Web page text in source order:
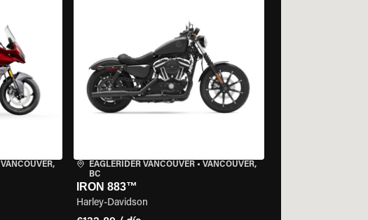
VANCOUVER,
EAGLERIDER VANCOUVER• VANCOUVER,
BC
IRON 883™
Harley-Davidson